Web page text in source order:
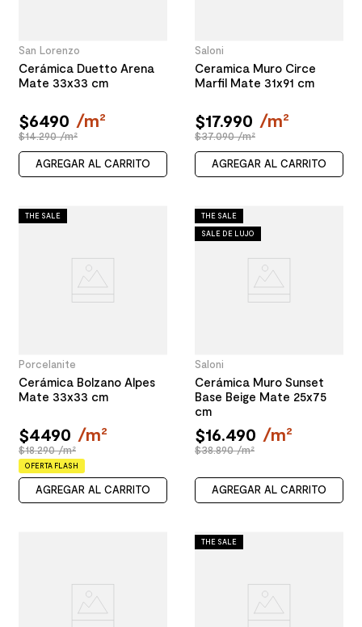
San Lorenzo
Cerámica Duetto Arena
Mate 33x33 cm
$6490 /m²
$14.290 /m²
AGREGAR AL CARRITO
Saloni
Ceramica Muro Circe
Marfil Mate 31x91 cm
$17.990 /m²
$37.090 /m²
AGREGAR AL CARRITO
THE SALE
Porcelanite
Cerámica Bolzano Alpes
Mate 33x33 cm
$4490 /m²
$18.290 /m²
OFERTA FLASH
AGREGAR AL CARRITO
THE SALE
SALE DE LUJO
Saloni
Cerámica Muro Sunset
Base Beige Mate 25x75
cm
$16.490 /m²
$38.890 /m²
AGREGAR AL CARRITO
THE SALE